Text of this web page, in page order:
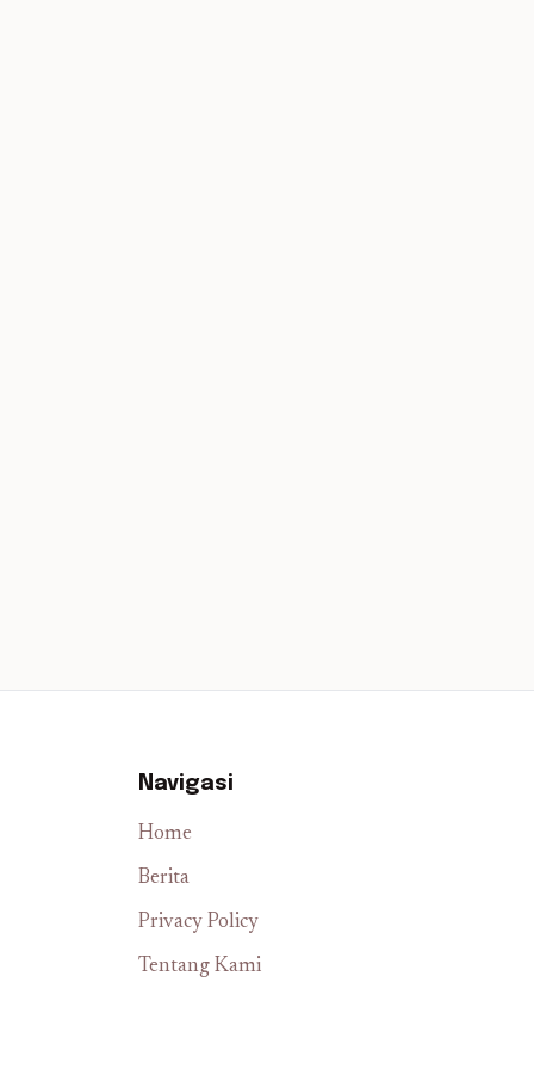
Navigasi
Home
Berita
Privacy Policy
Tentang Kami